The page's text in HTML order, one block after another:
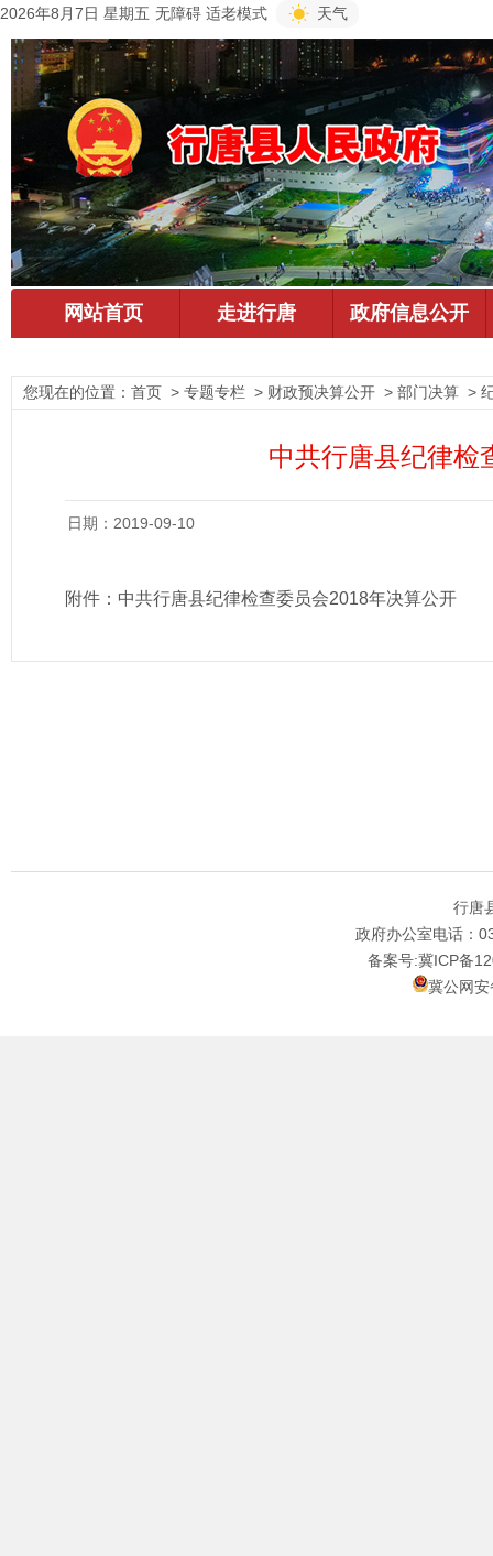
2026年8月7日 星期五 无障碍 适老模式 天气
您现在的位置： 首页 > 专题专栏 > 财政预决算公开 > 部门决算 >
中共行唐县纪律检
日期：2019-09-10
附件： 中共行唐县纪律检查委员会2018年决算公开